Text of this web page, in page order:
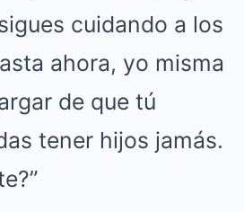
cuidando a los
ahora, yo misma
de que tú
tener hijos jamás.